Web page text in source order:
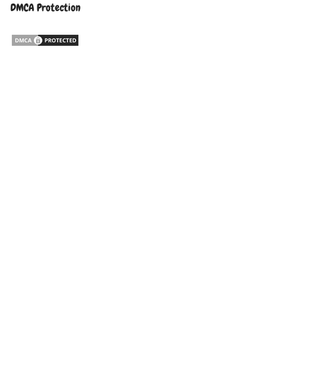
DMCA Protection